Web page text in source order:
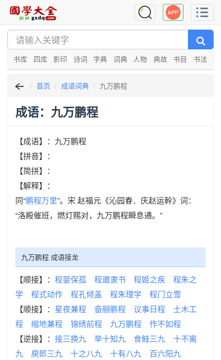
书库 四库 影印 诗词 字典 词典 人物 典故 书目 书法
首页 成语词典 九万鹏程
成语：九万鹏程
【成语】：九万鹏程
【拼音】：
【简拼】：
【解释】：
同“鹏程万里”。宋 赵福元《沁园春．庆赵运幹》词：
“洛殿催班，燃灯赐对，九万鹏程瞬息通。”
九万鹏程 成语接龙
【顺接】： 程婴保孤 程邈隶书 程姬之疾
程朱之
学
程式动作 程孔倾盖 程朱理学
程门立雪
【顺接】： 星夜兼程 奋翮鹏程 议事日程
土木工
程
缩地兼程 锦绣前程 九万鹏程
作不如程
【逆接】： 接三换九 举十知九 食鲑三九
十不离
九
庾郎三九 十之八九 十有八九
百六阳九